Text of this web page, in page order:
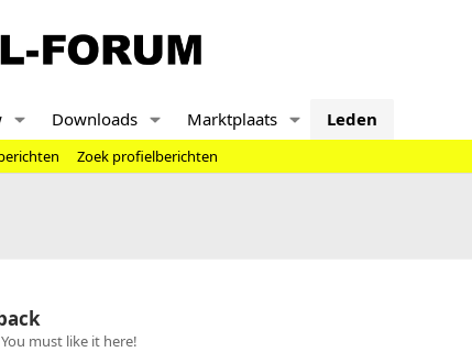
Downloads Marktplaats Leden
Zoek profielberichten
must like it here!